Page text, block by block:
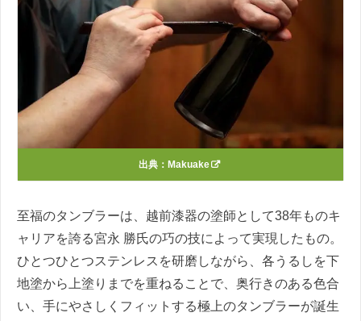
出典： Makuake
至福のタンブラーは、越前漆器の塗師として38年ものキ
ャリアを誇る宮永 勝氏の巧の技によって実現したもの。
ひとつひとつステンレスを研磨しながら、各うるしを下
地塗から上塗りまでを重ねることで、奥行きのある色合
い、手にやさしくフィットする極上のタンブラーが誕生